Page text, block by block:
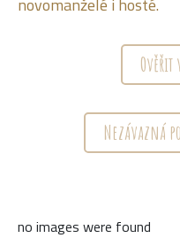
Nezávazná
no images were found